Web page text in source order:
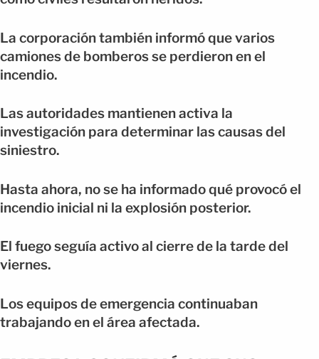
La corporación también informó que varios
camiones de bomberos se perdieron en el
incendio.
Las autoridades mantienen activa la
investigación para determinar las causas del
siniestro.
Hasta ahora, no se ha informado qué provocó el
incendio inicial ni la explosión posterior.
El fuego seguía activo al cierre de la tarde del
viernes.
Los equipos de emergencia continuaban
trabajando en el área afectada.